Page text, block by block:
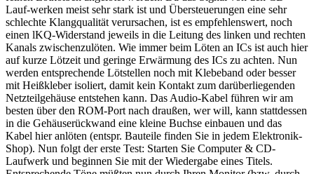
Lauf-werken meist sehr stark ist und Übersteuerungen eine sehr
schlechte Klangqualität verursachen, ist es empfehlenswert, noch
einen lKQ-Widerstand jeweils in die Leitung des linken und rechten
Kanals zwischenzulöten. Wie immer beim Löten an ICs ist auch hier
auf kurze Lötzeit und geringe Erwärmung des ICs zu achten. Nun
werden entsprechende Lötstellen noch mit Klebeband oder besser
mit Heißkleber isoliert, damit kein Kontakt zum darüberliegenden
Netzteilgehäuse entstehen kann. Das Audio-Kabel führen wir am
besten über den ROM-Port nach draußen, wer will, kann stattdessen
in die Gehäuserückwand eine kleine Buchse einbauen und das
Kabel hier anlöten (entspr. Bauteile finden Sie in jedem Elektronik-
Shop). Nun folgt der erste Test: Starten Sie Computer & CD-
Laufwerk und beginnen Sie mit der Wiedergabe eines Titels.